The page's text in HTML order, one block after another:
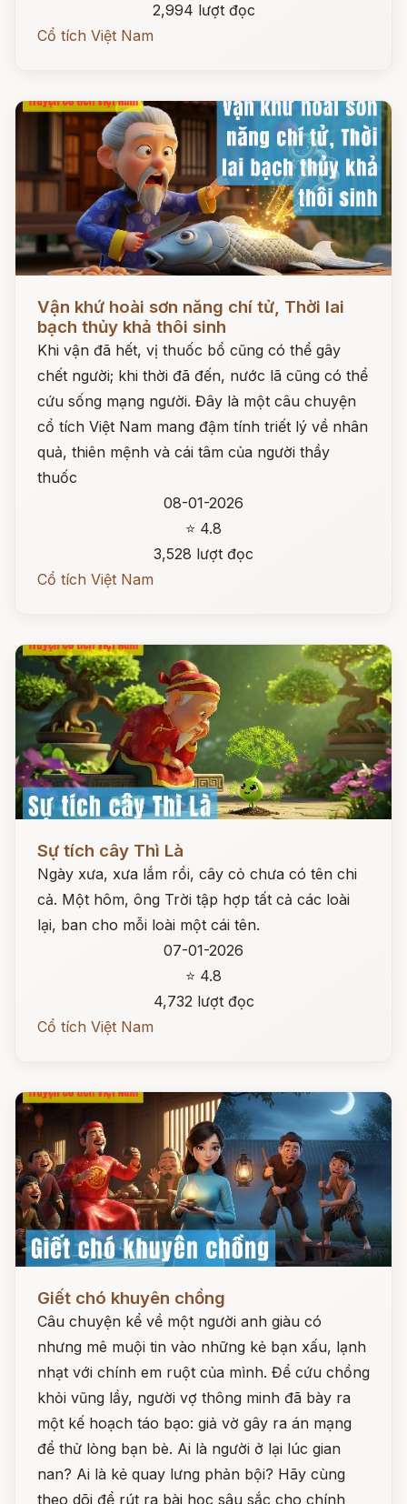
2,994 lượt đọc
Cổ tích Việt Nam
Vận khứ hoài sơn năng chí tử, Thời lai
bạch thủy khả thôi sinh
Khi vận đã hết, vị thuốc bổ cũng có thể gây
chết người; khi thời đã đến, nước lã cũng có thể
cứu sống mạng người. Đây là một câu chuyện
cổ tích Việt Nam mang đậm tính triết lý về nhân
quả, thiên mệnh và cái tâm của người thầy
thuốc
08-01-2026
⭐ 4.8
3,528 lượt đọc
Cổ tích Việt Nam
Sự tích cây Thì Là
Ngày xưa, xưa lắm rồi, cây cỏ chưa có tên chi
cả. Một hôm, ông Trời tập hợp tất cả các loài
lại, ban cho mỗi loài một cái tên.
07-01-2026
⭐ 4.8
4,732 lượt đọc
Cổ tích Việt Nam
Đọc ngay
Giết chó khuyên chồng
Câu chuyện kể về một người anh giàu có
nhưng mê muội tin vào những kẻ bạn xấu, lạnh
nhạt với chính em ruột của mình. Để cứu chồng
khỏi vũng lầy, người vợ thông minh đã bày ra
một kế hoạch táo bạo: giả vờ gây ra án mạng
để thử lòng bạn bè. Ai là người ở lại lúc gian
nan? Ai là kẻ quay lưng phản bội? Hãy cùng
theo dõi để rút ra bài học sâu sắc cho chính